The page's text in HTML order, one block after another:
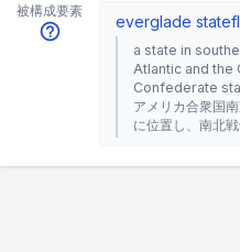
被構成要素
everglade statefl
a state in
Atlantic and the
Confederate
アメリカ合衆国
に位置し、南北